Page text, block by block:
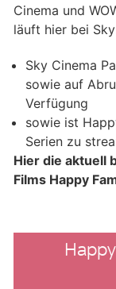
Cinema und
läuft hier bei
Sky Cinema
sowie auf
Verfügung
sowie ist
Serien zu
Hier die aktuell
Films Happy